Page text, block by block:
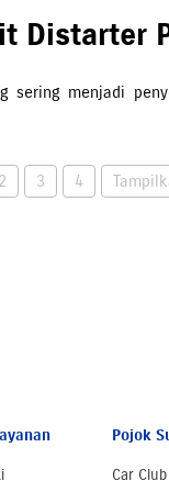
Distarter
sering menjadi
2 3 4
Pojok
Car Club